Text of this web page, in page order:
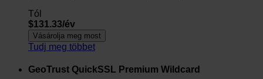
Tól
$131.33/év
Vásárolja meg most
Tudj meg többet
GeoTrust QuickSSL Premium Wildcard